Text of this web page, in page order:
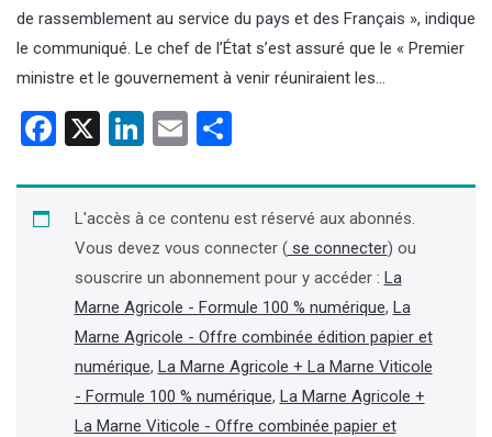
de rassemblement au service du pays et des Français », indique
le communiqué. Le chef de l’État s’est assuré que le « Premier
ministre et le gouvernement à venir réuniraient les…
Facebook
X LinkedIn
Email
L'accès à ce contenu est réservé aux abonnés.
Vous devez vous connecter (se connecter) ou
souscrire un abonnement pour y accéder : La
Marne Agricole - Formule 100 % numérique, La
Marne Agricole - Offre combinée édition papier et
numérique, La Marne Agricole + La Marne Viticole
- Formule 100 % numérique, La Marne Agricole +
La Marne Viticole - Offre combinée papier et